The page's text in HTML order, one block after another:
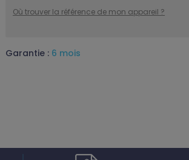
Où trouver la référence de mon appareil ?
Garantie : 6 mois